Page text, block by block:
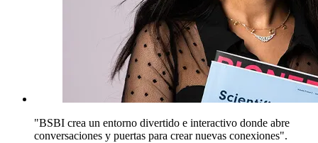
"BSBI crea un entorno divertido e interactivo donde abre
conversaciones y puertas para crear nuevas conexiones".